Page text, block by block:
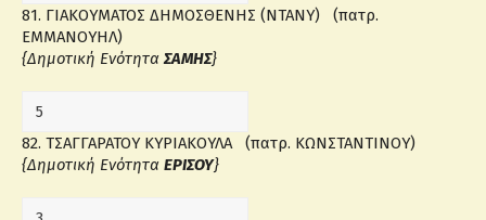
81. ΓΙΑΚΟΥΜΑΤΟΣ ΔΗΜΟΣΘΕΝΗΣ (ΝΤΑΝΥ) (πατρ.
ΕΜΜΑΝΟΥΗΛ)
{Δημοτική ΕνότηταΣΑΜΗΣ}
82. ΤΣΑΓΓΑΡΑΤΟΥ ΚΥΡΙΑΚΟΥΛΑ (πατρ. ΚΩΝΣΤΑΝΤΙΝΟΥ)
{Δημοτική Ενότητα ΕΡΙΣΟΥ}